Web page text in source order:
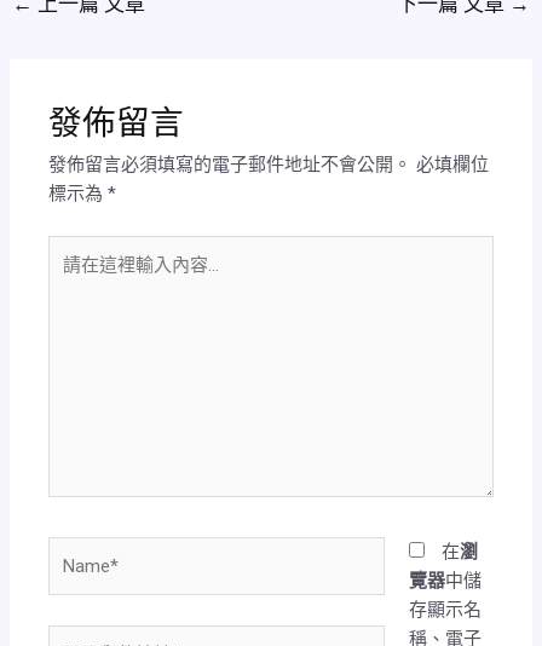
發佈留言
發佈留言必須填寫的電子郵件地址不會公開。 必填欄位
標示為*
在
在瀏
覽器中儲
存顯示名
稱、電子